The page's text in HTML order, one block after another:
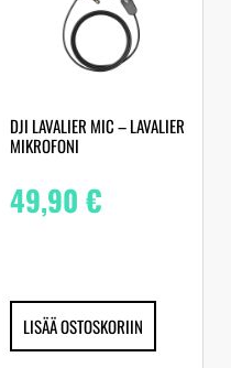
DJI LAVALIER MIC – LAVALIER
MIKROFONI
49,90€
LISÄÄ OSTOSKORIIN